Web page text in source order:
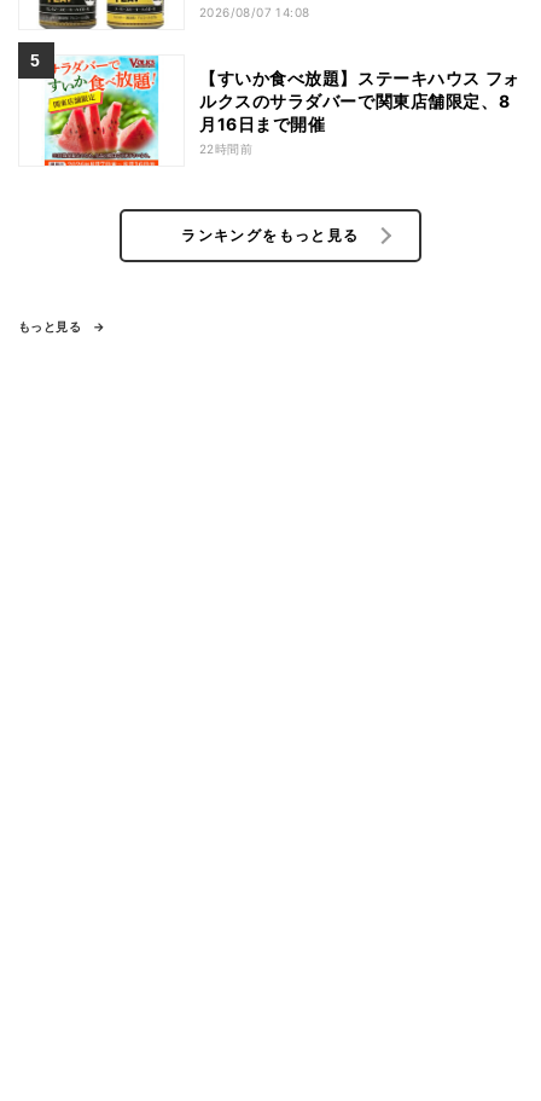
2026/08/07 14:08
【すいか食べ放題】ステーキハウス フォ
ルクスのサラダバーで関東店舗限定、8
月16日まで開催
22時間前
ランキングをもっと見る
もっと見る